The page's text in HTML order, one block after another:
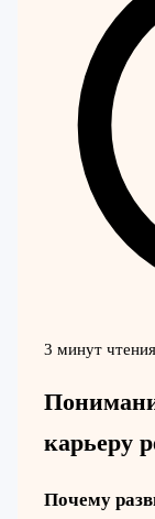
3 минут чтения
карьеру
Почему